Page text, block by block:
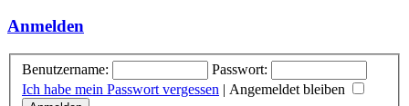
Anmelden
Benutzername:
Passwort:
Ich habe mein Passwort vergessen | Angemeldet bleiben